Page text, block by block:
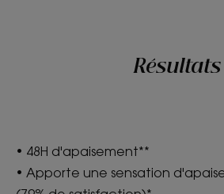
Résultats
• 48H d'apaisement**
• Apporte une sensation